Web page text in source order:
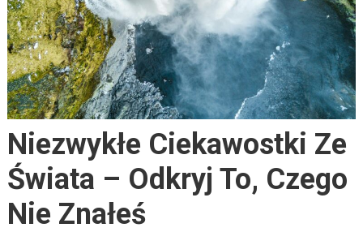
Niezwykłe Ciekawostki Ze
Świata – Odkryj To, Czego
Nie Znałeś